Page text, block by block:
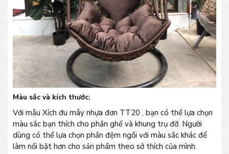
Màu sắc và kích thước:
Với mẫu Xích đu mây nhựa đơn TT20 , bạn có thể lựa chọn
màu sắc bạn thích cho phần ghế và khung trụ đỡ. Người
dùng có thể lựa chọn phần đệm ngồi với màu sắc khác để
làm nổi bật hơn cho sản phẩm theo sở thích của mình.